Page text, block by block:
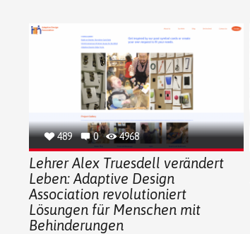
489 0 4968
Lehrer Alex Truesdell verändert
Leben: Adaptive Design
Association revolutioniert
Lösungen für Menschen mit
Behinderungen